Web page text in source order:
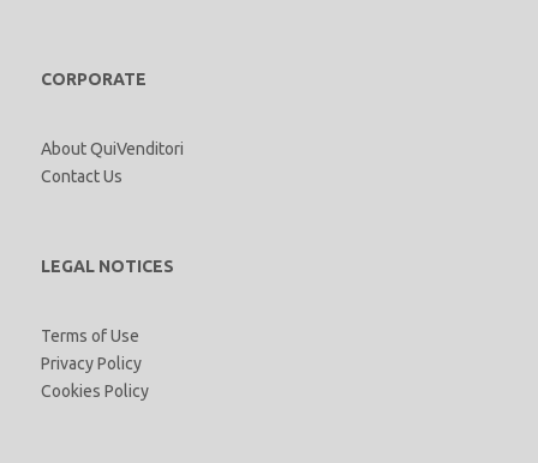
CORPORATE
About QuiVenditori
Contact Us
LEGAL NOTICES
Terms of Use
Privacy Policy
Cookies Policy